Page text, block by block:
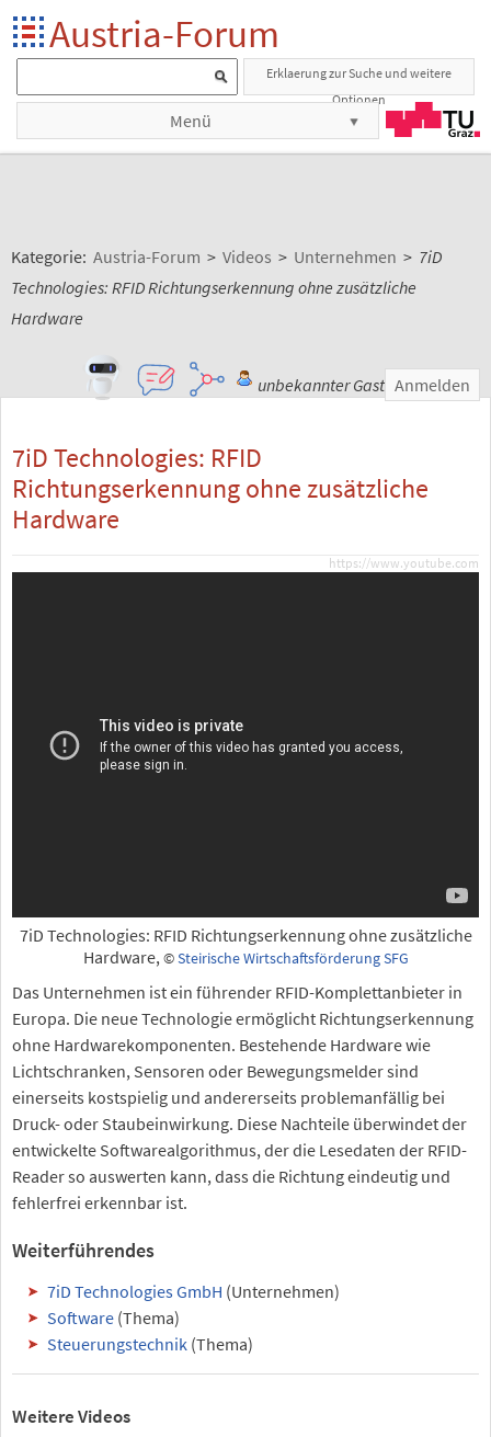
Austria-Forum
Erklaerung zur Suche und weitere
Optionen
Menü
Kategorie: Austria-Forum > Videos > Unternehmen > 7iD
Technologies: RFID Richtungserkennung ohne zusätzliche
Hardware
unbekannter Gast Anmelden
7iD Technologies: RFID
Richtungserkennung ohne zusätzliche
Hardware
https://www.youtube.com
7iD Technologies: RFID Richtungserkennung ohne zusätzliche
Hardware,©Steirische Wirtschaftsförderung SFG
Das Unternehmen ist ein führender RFID-Komplettanbieter in
Europa. Die neue Technologie ermöglicht Richtungserkennung
ohne Hardwarekomponenten. Bestehende Hardware wie
Lichtschranken, Sensoren oder Bewegungsmelder sind
einerseits kostspielig und andererseits problemanfällig bei
Druck- oder Staubeinwirkung. Diese Nachteile überwindet der
entwickelte Softwarealgorithmus, der die Lesedaten der RFID-
Reader so auswerten kann, dass die Richtung eindeutig und
fehlerfrei erkennbar ist.
Weiterführendes
7iD Technologies GmbH (Unternehmen)
Software (Thema)
Steuerungstechnik (Thema)
Weitere Videos